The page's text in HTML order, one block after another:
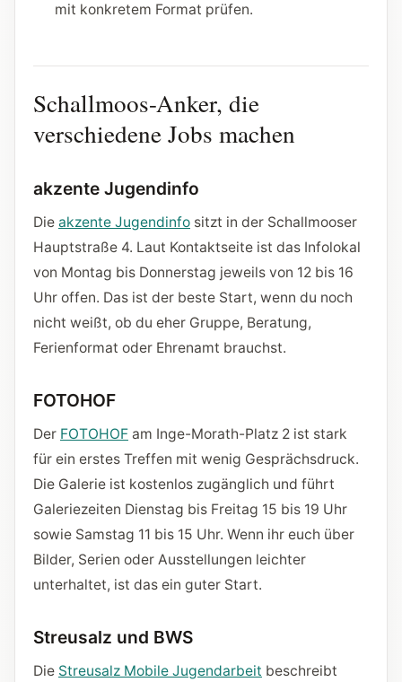
mit konkretem Format prüfen.
Schallmoos-Anker, die
verschiedene Jobs machen
akzente Jugendinfo
Die akzente Jugendinfo sitzt in der Schallmooser
Hauptstraße 4. Laut Kontaktseite ist das Infolokal
von Montag bis Donnerstag jeweils von 12 bis 16
Uhr offen. Das ist der beste Start, wenn du noch
nicht weißt, ob du eher Gruppe, Beratung,
Ferienformat oder Ehrenamt brauchst.
FOTOHOF
Der FOTOHOF am Inge-Morath-Platz 2 ist stark
für ein erstes Treffen mit wenig Gesprächsdruck.
Die Galerie ist kostenlos zugänglich und führt
Galeriezeiten Dienstag bis Freitag 15 bis 19 Uhr
sowie Samstag 11 bis 15 Uhr. Wenn ihr euch über
Bilder, Serien oder Ausstellungen leichter
unterhaltet, ist das ein guter Start.
Streusalz und BWS
Die Streusalz Mobile Jugendarbeit beschreibt